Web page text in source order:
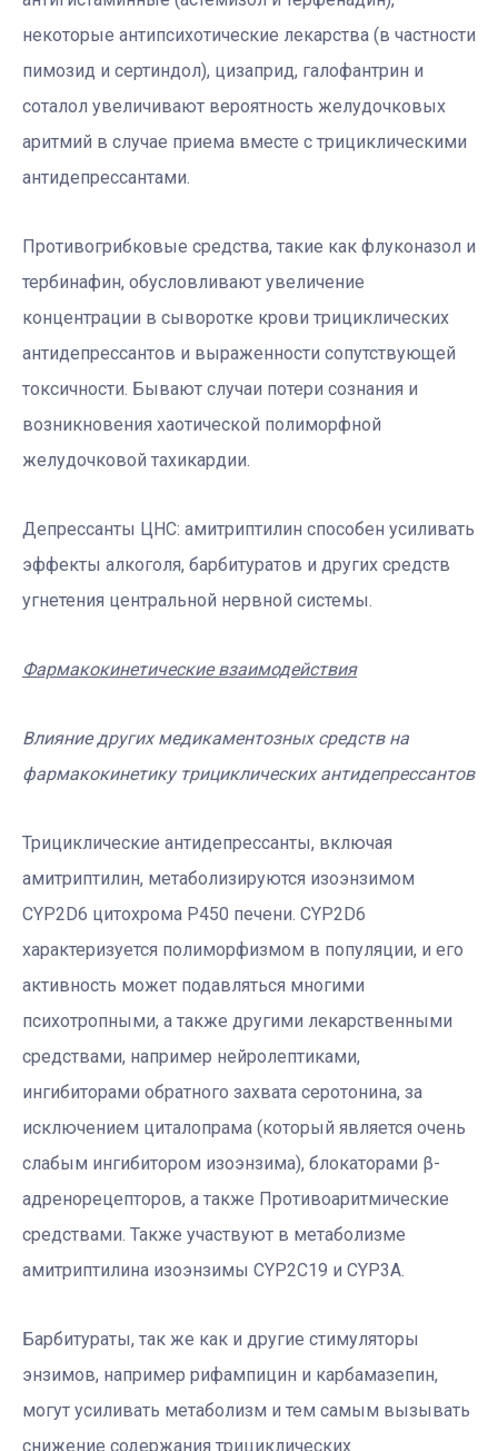
некоторые антипсихотические лекарства (в частности
пимозид и сертиндол), цизаприд, галофантрин и
соталол увеличивают вероятность желудочковых
аритмий в случае приема вместе с трициклическими
антидепрессантами.
Противогрибковые средства, такие как флуконазол и
тербинафин, обусловливают увеличение
концентрации в сыворотке крови трициклических
антидепрессантов и выраженности сопутствующей
токсичности. Бывают случаи потери сознания и
возникновения хаотической полиморфной
желудочковой тахикардии.
Депрессанты ЦНС: амитриптилин способен усиливать
эффекты алкоголя, барбитуратов и других средств
угнетения центральной нервной системы.
Фармакокинетические взаимодействия
Влияние других медикаментозных средств на
фармакокинетику трициклических антидепрессантов
Трициклические антидепрессанты, включая
амитриптилин, метаболизируются изоэнзимом
CYP2D6 цитохрома Р450 печени. CYP2D6
характеризуется полиморфизмом в популяции, и его
активность может подавляться многими
психотропными, а также другими лекарственными
средствами, например нейролептиками,
ингибиторами обратного захвата серотонина, за
исключением циталопрама (который является очень
слабым ингибитором изоэнзима), блокаторами β-
адренорецепторов, а также Противоаритмические
средствами. Также участвуют в метаболизме
амитриптилина изоэнзимы CYP2C19 и CYP3A.
Барбитураты, так же как и другие стимуляторы
энзимов, например рифампицин и карбамазепин,
могут усиливать метаболизм и тем самым вызывать
снижение содержания трициклических